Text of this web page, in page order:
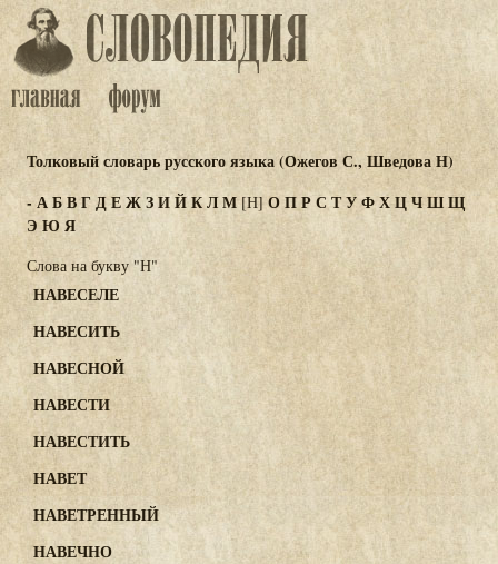
Толковый словарь русского языка (Ожегов С., Шведова Н)
-АБВГДЕЖЗИЙКЛМ[Н] ОПРС ТУФХЦЧШЩ
Э Ю Я
Слова на букву "Н"
НАВЕСЕЛЕ
НАВЕСИТЬ
НАВЕСНОЙ
НАВЕСТИ
НАВЕСТИТЬ
НАВЕТ
НАВЕТРЕННЫЙ
НАВЕЧНО